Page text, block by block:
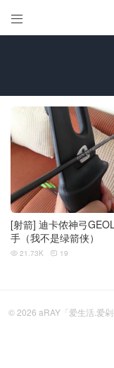

[射箭] 迪卡侬神弓
手（我不是绿箭侠）
 21.73K  19
© 2026 aRAY「爱生活.爱剁